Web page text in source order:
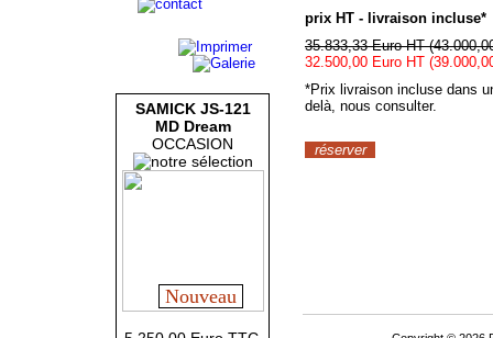
SAMICK JS-121
MD Dream
OCCASION
Nouveau
prix HT - livraison incluse*
35.833,33 Euro HT
32.500,00 Euro HT
*Prix livraison incluse dans
delà, nous consulter.
réserver